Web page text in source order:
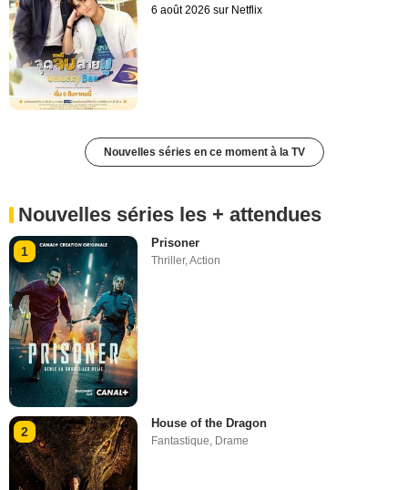
6 août 2026 sur Netflix
Nouvelles séries en ce moment à la TV
Nouvelles séries les + attendues
1
Prisoner
Thriller,Action
2
House of the Dragon
Fantastique, Drame